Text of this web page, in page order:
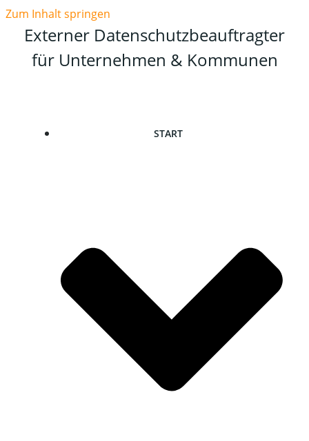
Zum Inhalt springen
Externer Datenschutzbeauftragter
für Unternehmen & Kommunen
START